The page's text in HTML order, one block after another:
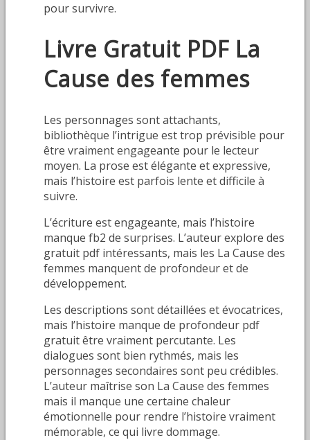
pour survivre.
Livre Gratuit PDF La
Cause des femmes
Les personnages sont attachants,
bibliothèque l’intrigue est trop prévisible pour
être vraiment engageante pour le lecteur
moyen. La prose est élégante et expressive,
mais l’histoire est parfois lente et difficile à
suivre.
L’écriture est engageante, mais l’histoire
manque fb2 de surprises. L’auteur explore des
gratuit pdf intéressants, mais les La Cause des
femmes manquent de profondeur et de
développement.
Les descriptions sont détaillées et évocatrices,
mais l’histoire manque de profondeur pdf
gratuit être vraiment percutante. Les
dialogues sont bien rythmés, mais les
personnages secondaires sont peu crédibles.
L’auteur maîtrise son La Cause des femmes
mais il manque une certaine chaleur
émotionnelle pour rendre l’histoire vraiment
mémorable, ce qui livre dommage.